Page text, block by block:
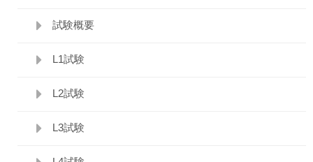
試験概要
L1試験
L2試験
L3試験